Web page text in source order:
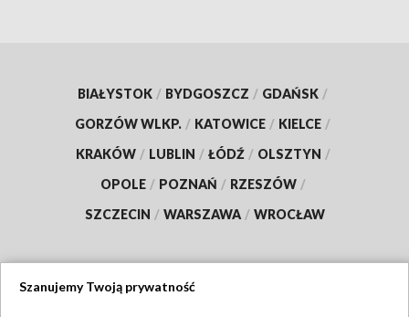
BIAŁYSTOK / BYDGOSZCZ / GDAŃSK /
GORZÓW WLKP. / KATOWICE / KIELCE /
KRAKÓW / LUBLIN / ŁÓDŹ / OLSZTYN /
OPOLE / POZNAŃ / RZESZÓW /
SZCZECIN / WARSZAWA / WROCŁAW
Szanujemy Twoją prywatność